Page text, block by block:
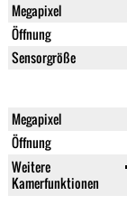
Megapixel
Öffnung
Sensorgröße
Megapixel
Öffnung
Weitere
Kamerfunktionen